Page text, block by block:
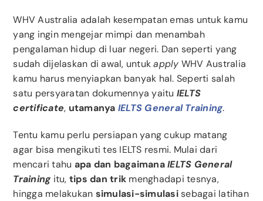
WHV Australia adalah kesempatan emas untuk kamu
yang ingin mengejar mimpi dan menambah
pengalaman hidup di luar negeri. Dan seperti yang
sudah dijelaskan di awal, untukapply WHV Australia
kamu harus menyiapkan banyak hal. Seperti salah
satu persyaratan dokumennya yaitu IELTS
certificate, utamanya IELTS General Training.
Tentu kamu perlu persiapan yang cukup matang
agar bisa mengikuti tes IELTS resmi. Mulai dari
mencari tahu apa dan bagaimanaIELTS General
Trainingitu, tips dan trik menghadapi tesnya,
hingga melakukan simulasi-simulasisebagai latihan